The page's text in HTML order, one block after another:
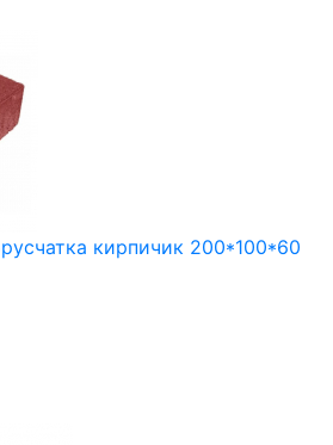
кирпичик 200*100*60